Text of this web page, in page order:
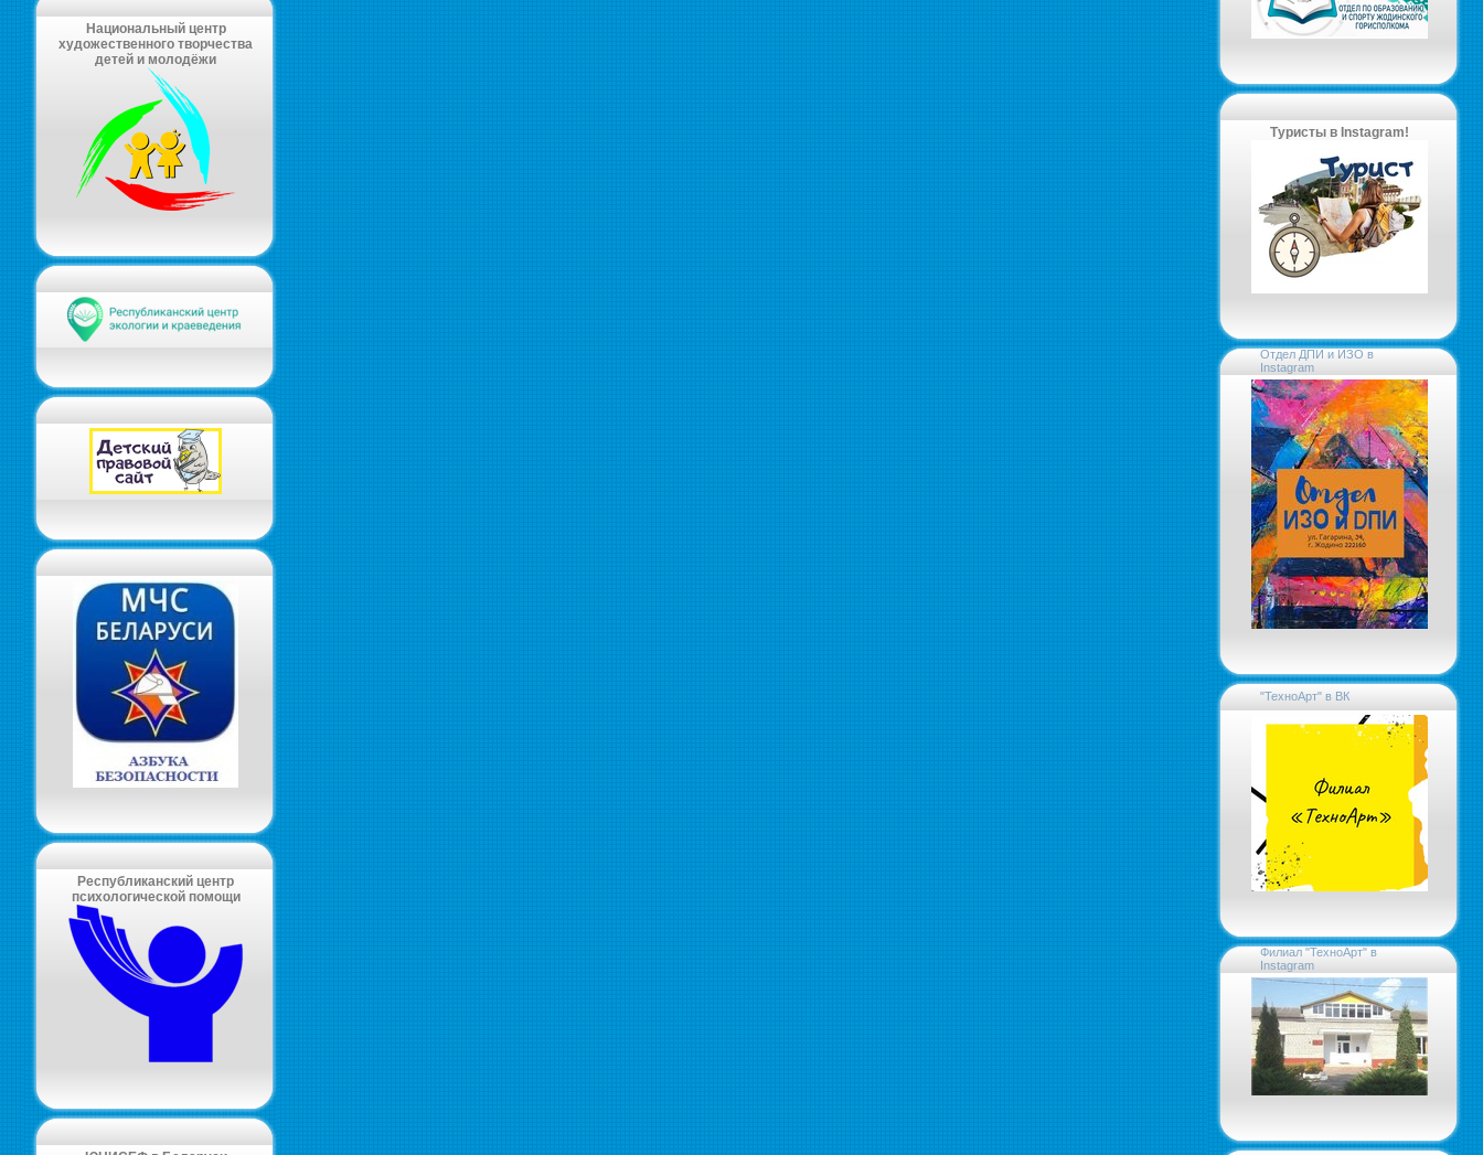
Национальный центр
художественного творчества
детей и молодёжи
Республиканский центр
психологической помощи
Туристы в Instagram!
Отдел ДПИ и ИЗО в
Instagram
"ТехноАрт" в ВК
Филиал "ТехноАрт" в
Instagram